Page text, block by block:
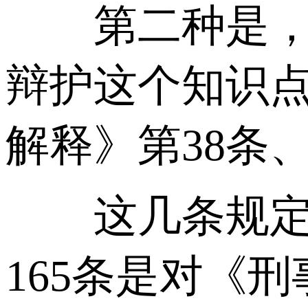
第二种是，
辩护这个知识
解释》第38条
这几条规定
165条是对《